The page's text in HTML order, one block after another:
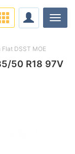
50 R18 97V
DSST MOE